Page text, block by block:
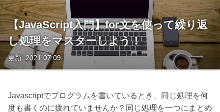
【JavaScript入門】for文を使って繰り返
し処理をマスターしよう！
更新: 2021.07.09
Javascriptでプログラムを書いているとき、同じ処理を何
度も書くのに疲れていませんか？同じ処理を一つにまとめ